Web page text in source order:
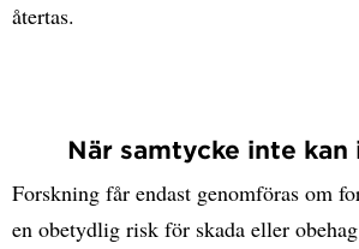
återtas.
När samtycke inte kan
Forskning får endast genomföras om
en obetydlig risk för skada eller